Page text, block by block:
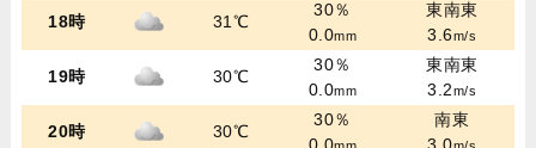
18時 31℃
30％
0.0mm
東南東
3.6m/s
19時 30℃
30％
0.0mm
東南東
3.2m/s
20時 30℃
30％
南東